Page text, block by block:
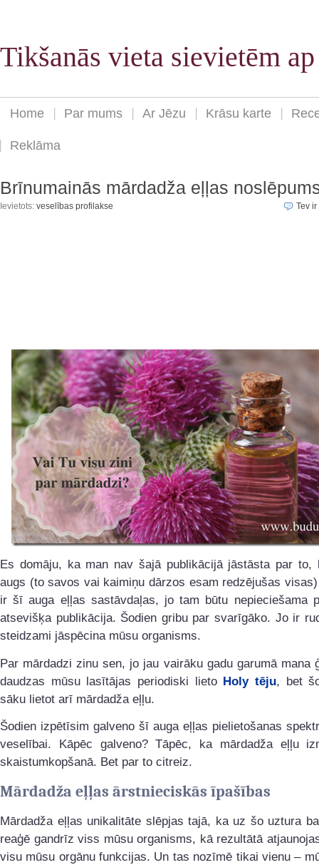
Tikšanās vieta sievietēm
Home Par mums Ar Jēzu Krāsu karte
Reklāma
Brīnumainās mārdadža eļļas
Ievietots: veselības profilakse Tev ir
Es domāju, ka man nav šajā publikācijā jāstāsta par
augs (to savos vai kaimiņu dārzos esam redzējušas
ir šī auga eļļas sastāvdaļas, jo tam būtu nepieciešama
atsevišķa publikācija. Šodien gribu par svarīgāko. Jo ir
steidzami jāspēcina mūsu organisms.
Par mārdadzi zinu sen, jo jau vairāku gadu garumā mana
daudzas mūsu lasītājas periodiski lieto Holy tēju, bet
sāku lietot arī mārdadža eļļu.
Šodien izpētīsim galveno šī auga eļļas pielietošanas
veselībai. Kāpēc galveno? Tāpēc, ka mārdadža eļļu
skaistumkopšanā. Bet par to citreiz.
Mārdadža eļļas ārstnieciskās īpašības
Mārdadža eļļas unikalitāte slēpjas tajā, ka uz šo uztura
reaģē gandrīz viss mūsu organisms, kā rezultātā
visu mūsu orgānu funkcijas. Un tas nozīmē tikai vienu –